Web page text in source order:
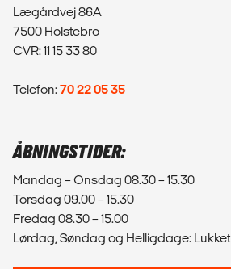
Lægårdvej 86A
7500 Holstebro
CVR: 11 15 33 80
Telefon:70 22 05 35
ÅBNINGSTIDER:
Mandag – Onsdag 08.30 – 15.30
Torsdag 09.00 – 15.30
Fredag 08.30 – 15.00
Lørdag, Søndag og Helligdage: Lukket